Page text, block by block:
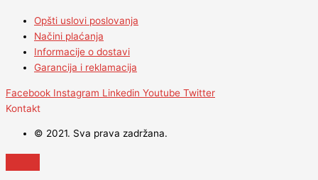
Opšti uslovi poslovanja
Načini plaćanja
Informacije o dostavi
Garancija i reklamacija
Facebook Instagram Linkedin Youtube Twitter
Kontakt
© 2021. Sva prava zadržana.